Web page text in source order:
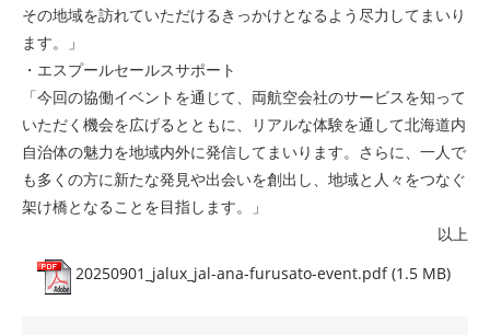
その地域を訪れていただけるきっかけとなるよう尽力してまいり
ます。」
・エスプールセールスサポート
「今回の協働イベントを通じて、両航空会社のサービスを知って
いただく機会を広げるとともに、リアルな体験を通して北海道内
自治体の魅力を地域内外に発信してまいります。さらに、一人で
も多くの方に新たな発見や出会いを創出し、地域と人々をつなぐ
架け橋となることを目指します。」
以上
20250901_jalux_jal-ana-furusato-event.pdf (1.5 MB)